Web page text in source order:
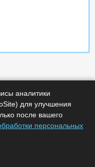
лицензий :
аналитики
для улучшения
после вашего
персональных